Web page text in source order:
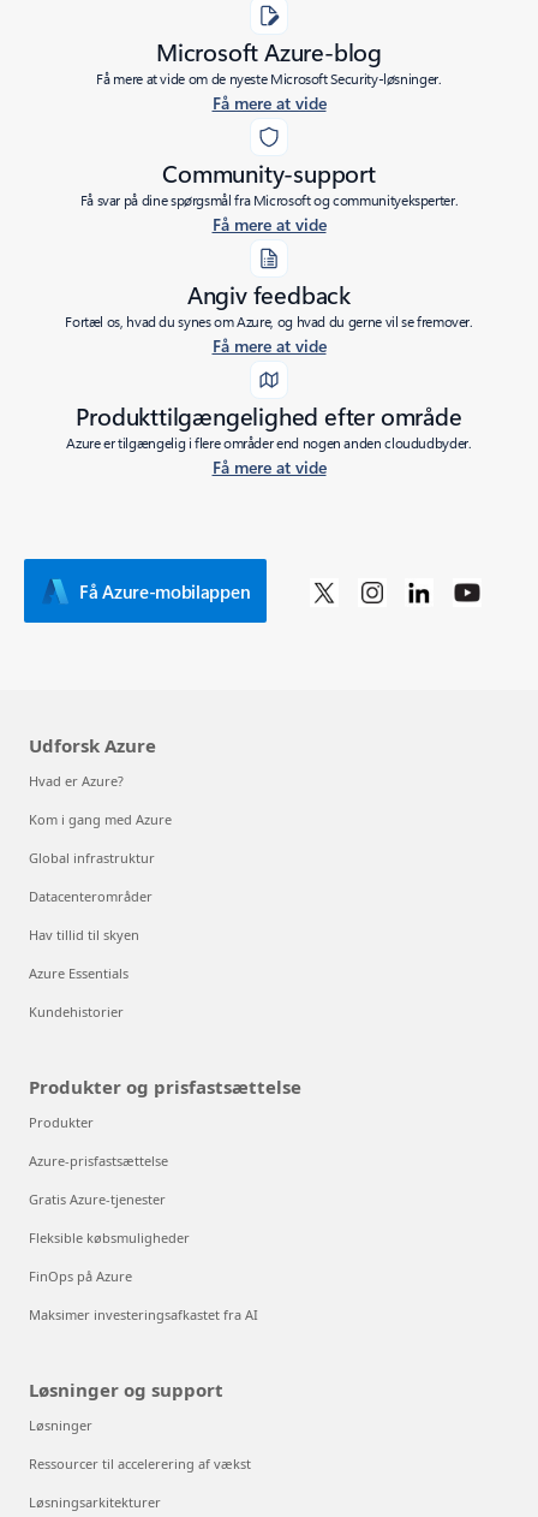
Microsoft Azure-blog
Få mere at vide om de nyeste Microsoft Security-løsninger.
Få mere at vide
Community-support
Få svar på dine spørgsmål fra Microsoft og communityeksperter.
Få mere at vide
Angiv feedback
Fortæl os, hvad du synes om Azure, og hvad du gerne vil se fremover.
Få mere at vide
Produkttilgængelighed efter område
Azure er tilgængelig i flere områder end nogen anden cloududbyder.
Få mere at vide
Få Azure-mobilappen
Udforsk Azure
Hvad er Azure?
Kom i gang med Azure
Global infrastruktur
Datacenterområder
Hav tillid til skyen
Azure Essentials
Kundehistorier
Produkter og prisfastsættelse
Produkter
Azure-prisfastsættelse
Gratis Azure-tjenester
Fleksible købsmuligheder
FinOps på Azure
Maksimer investeringsafkastet fra AI
Løsninger og support
Løsninger
Ressourcer til accelerering af vækst
Løsningsarkitekturer